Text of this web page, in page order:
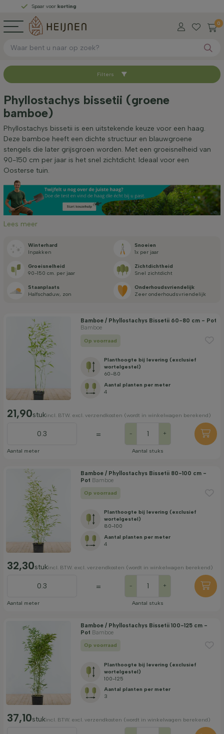
Spaar voorkorting
0
Sorteer op
Hoogte bij levering (cm)
Breedte bij levering (cm)
Standplaats
Toepassing
Filters
Phyllostachys bissetii (groene
bamboe)
Phyllostachys bissetii is een uitstekende keuze voor een haag.
Deze bamboe heeft een dichte structuur en blauwgroene
stengels die later grijsgroen worden. Met een groeisnelheid van
90-150 cm per jaar is het snel zichtdicht. Ideaal voor een
Oosterse tuin.
Lees meer
Winterhard
Inpakken
Snoeien
1x per jaar
Groei­snelheid
90-150 cm. per jaar
Zicht­dichtheid
Snel zichtdicht
Staan­plaats
Halfschaduw, zon
Onderhouds­vriendelijk
Zeer onderhoudsvriendelijk
Bamboe / Phyllostachys Bissetii 60-80 cm - Pot
Bamboe
Op voorraad
Planthoogte bij levering (exclusief
wortelgestel)
60-80
Aantal planten per meter
4
21,90stukincl. BTW. excl. verzendkosten (wordt in winkelwagen berekend)
Aantal meter
= - +
Aantal stuks
Bamboe / Phyllostachys Bissetii 80-100 cm -
Pot Bamboe
Op voorraad
Planthoogte bij levering (exclusief
wortelgestel)
80-100
Aantal planten per meter
4
32,30stukincl. BTW. excl. verzendkosten (wordt in winkelwagen berekend)
Aantal meter
= - +
Aantal stuks
Bamboe / Phyllostachys Bissetii 100-125 cm -
Pot Bamboe
Op voorraad
Planthoogte bij levering (exclusief
wortelgestel)
100-125
Aantal planten per meter
3
37,10stukincl. BTW. excl. verzendkosten (wordt in winkelwagen berekend)